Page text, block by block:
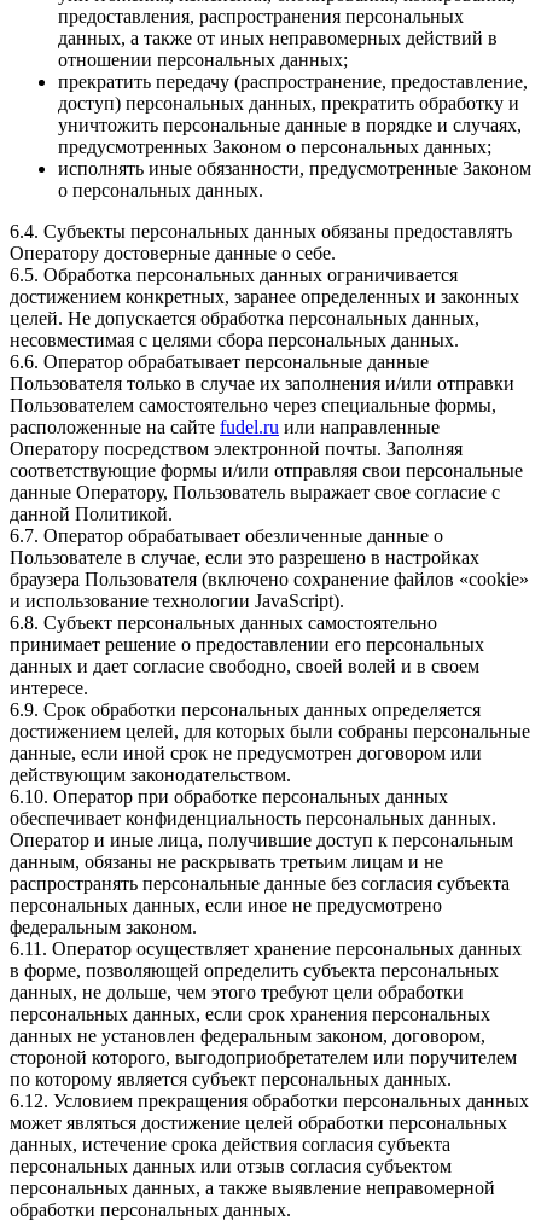
предоставления, распространения персональных
данных, а также от иных неправомерных действий в
отношении персональных данных;
прекратить передачу (распространение, предоставление,
доступ) персональных данных, прекратить обработку и
уничтожить персональные данные в порядке и случаях,
предусмотренных Законом о персональных данных;
исполнять иные обязанности, предусмотренные Законом
о персональных данных.
6.4. Субъекты персональных данных обязаны предоставлять
Оператору достоверные данные о себе.
6.5. Обработка персональных данных ограничивается
достижением конкретных, заранее определенных и законных
целей. Не допускается обработка персональных данных,
несовместимая с целями сбора персональных данных.
6.6. Оператор обрабатывает персональные данные
Пользователя только в случае их заполнения и/или отправки
Пользователем самостоятельно через специальные формы,
расположенные на сайте fudel.ru или направленные
Оператору посредством электронной почты. Заполняя
соответствующие формы и/или отправляя свои персональные
данные Оператору, Пользователь выражает свое согласие с
данной Политикой.
6.7. Оператор обрабатывает обезличенные данные о
Пользователе в случае, если это разрешено в настройках
браузера Пользователя (включено сохранение файлов «cookie»
и использование технологии JavaScript).
6.8. Субъект персональных данных самостоятельно
принимает решение о предоставлении его персональных
данных и дает согласие свободно, своей волей и в своем
интересе.
6.9. Срок обработки персональных данных определяется
достижением целей, для которых были собраны персональные
данные, если иной срок не предусмотрен договором или
действующим законодательством.
6.10. Оператор при обработке персональных данных
обеспечивает конфиденциальность персональных данных.
Оператор и иные лица, получившие доступ к персональным
данным, обязаны не раскрывать третьим лицам и не
распространять персональные данные без согласия субъекта
персональных данных, если иное не предусмотрено
федеральным законом.
6.11. Оператор осуществляет хранение персональных данных
в форме, позволяющей определить субъекта персональных
данных, не дольше, чем этого требуют цели обработки
персональных данных, если срок хранения персональных
данных не установлен федеральным законом, договором,
стороной которого, выгодоприобретателем или поручителем
по которому является субъект персональных данных.
6.12. Условием прекращения обработки персональных данных
может являться достижение целей обработки персональных
данных, истечение срока действия согласия субъекта
персональных данных или отзыв согласия субъектом
персональных данных, а также выявление неправомерной
обработки персональных данных.